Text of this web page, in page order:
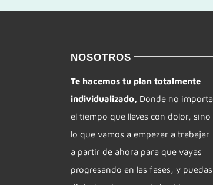
NOSOTROS
Te hacemos tu plan totalmente
individualizado, Donde no importa
el tiempo que lleves con dolor, sino
lo que vamos a empezar a trabajar
a partir de ahora para que vayas
progresando en las fases, y puedas